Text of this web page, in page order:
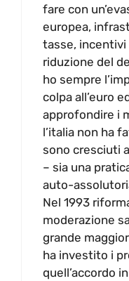
fare con
europea,
tasse, incentivi
riduzione del
ho sempre
colpa all’euro
approfondire i
l’italia non ha
sono cresciuti
– sia una
auto-
Nel 1993
moderazione
grande
ha investito i
quell’accordo